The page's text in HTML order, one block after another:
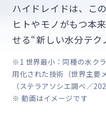
ハイドレイドは、こ
ヒトやモノがもつ本
せる“新しい水分テク
※1 世界最小：同種の水ク
用化された技術（世界主要
（ステラアソシエ調べ／
※ 動画はイメージです